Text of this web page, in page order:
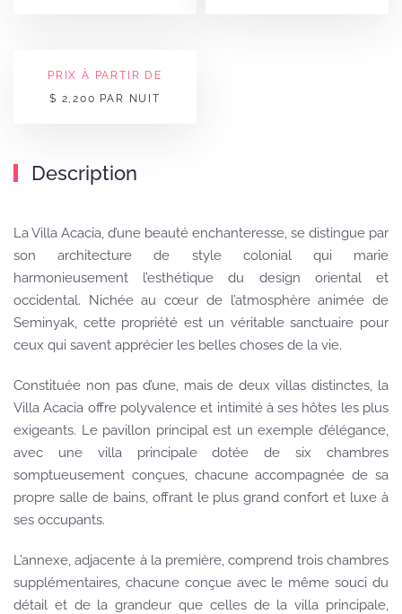
PRIX À PARTIR DE
$ 2,200 PAR NUIT
Description
La Villa Acacia, d’une beauté enchanteresse, se distingue par
son architecture de style colonial qui marie
harmonieusement l’esthétique du design oriental et
occidental. Nichée au cœur de l’atmosphère animée de
Seminyak, cette propriété est un véritable sanctuaire pour
ceux qui savent apprécier les belles choses de la vie.
Constituée non pas d’une, mais de deux villas distinctes, la
Villa Acacia offre polyvalence et intimité à ses hôtes les plus
exigeants. Le pavillon principal est un exemple d’élégance,
avec une villa principale dotée de six chambres
somptueusement conçues, chacune accompagnée de sa
propre salle de bains, offrant le plus grand confort et luxe à
ses occupants.
L’annexe, adjacente à la première, comprend trois chambres
supplémentaires, chacune conçue avec le même souci du
détail et de la grandeur que celles de la villa principale,